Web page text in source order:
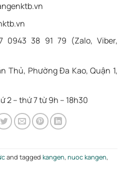
0943 38 91 79 (Zalo, Viber,
Thủ, Phường Đa Kao, Quận 1,
2 – thứ 7 từ 9h – 18h30
and tagged kangen, nuoc kangen,